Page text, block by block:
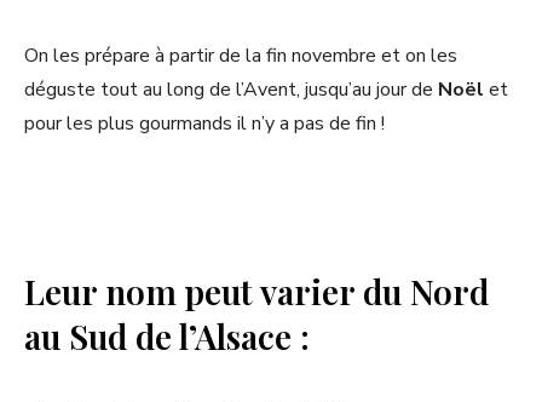
On les prépare à partir de la fin novembre et on les
déguste tout au long de l’Avent, jusqu’au jour de Noël et
pour les plus gourmands il n’y a pas de fin !
Leur nom peut varier du Nord
au Sud de l’Alsace :